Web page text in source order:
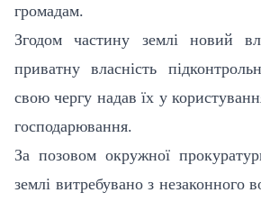
громадам.
Згодом частину землі новий
приватну власність
свою чергу надав їх у
господарювання.
За позовом окружної
землі витребувано з незаконного